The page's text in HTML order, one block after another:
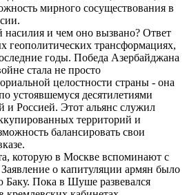
мирного сосуществования в
насилия и чем оно вызвано? Ответ
геополитических трансформациях,
годы. Победа Азербайджана
стала не просто
целостности страны - она
устоявшемуся десятилетиями
и Россией. Этот альянс служил
территорий и
балансировать свои
которую в Москве вспоминают с
о капитуляции армян было
Баку. Пока в Шуше развевался